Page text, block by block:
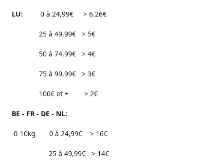
LU: 0 à 24,99€ > 6.26€
25 à 49,99€ > 5€
50 à 74,99€ > 4€
75 à 99,99€ > 3€
100€ et + > 2€
BE - FR - DE - NL:
0-10kg 0 à 24,99€ > 16€
25 à 49,99€ > 14€